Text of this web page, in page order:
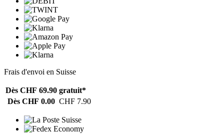
Frais d'envoi en Suisse
Dès CHF 69.90 gratuit*
Dès CHF 0.00 CHF 7.90